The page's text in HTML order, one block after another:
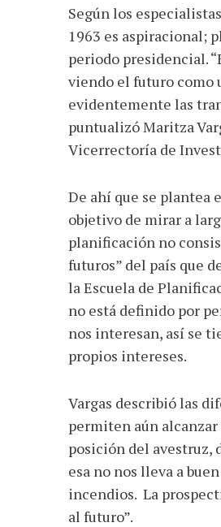
Según los
1963 es aspiracional;
periodo presidencial.
viendo el futuro como
evidentemente las
puntualizó Maritza
Vicerrectoría de
De ahí que se plantea
objetivo de mirar a
planificación no
futuros” del país que
la Escuela de
no está definido por
nos interesan, así se
propios intereses.
Vargas describió las
permiten aún
posición del avestruz,
esa no nos lleva a
incendios. La
al futuro”.